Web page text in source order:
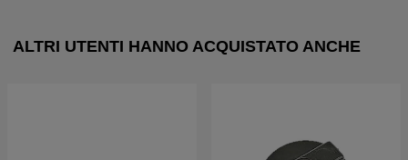
ALTRI UTENTI HANNO ACQUISTATO ANCHE